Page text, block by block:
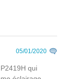
05/01/2020
qui